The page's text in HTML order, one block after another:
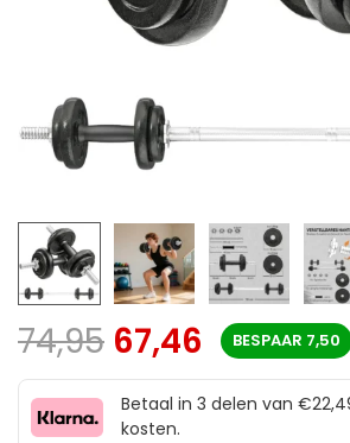
74,95 67,46 BESPAAR 7,50
Betaal in 3 delen van
kosten.